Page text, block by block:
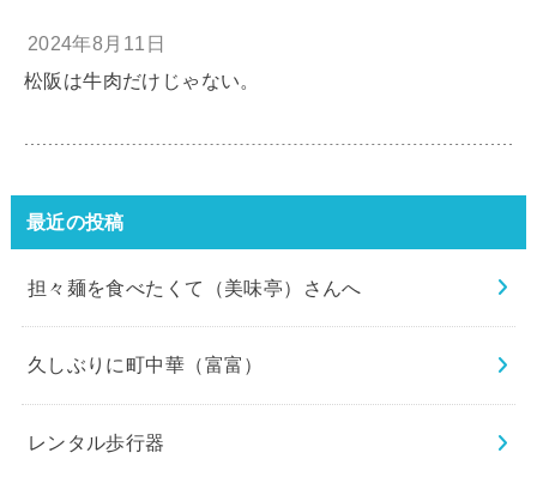
2024年8月11日
松阪は牛肉だけじゃない。
最近の投稿
担々麺を食べたくて（美味亭）さんへ
久しぶりに町中華（富富）
レンタル歩行器